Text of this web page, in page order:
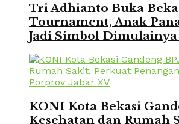
Tri Adhianto Buka
Tournament, Anak
Jadi Simbol Dimulainya
KONI Kota Bekasi
Kesehatan dan Rumah